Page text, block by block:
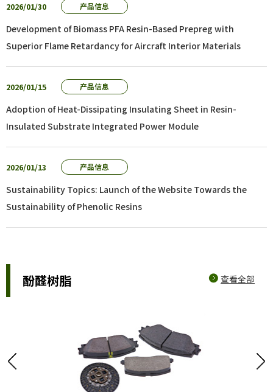
2026/01/30 产品信息
Development of Biomass PFA Resin-Based Prepreg with
Superior Flame Retardancy for Aircraft Interior Materials
2026/01/15 产品信息
Adoption of Heat-Dissipating Insulating Sheet in Resin-
Insulated Substrate Integrated Power Module
2026/01/13 产品信息
Sustainability Topics: Launch of the Website Towards the
Sustainability of Phenolic Resins
酚醛树脂 查看全部